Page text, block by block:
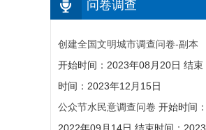
问卷调查
创建全国文明城市调查问卷-副本
开始时间： 2023年08月20日 结束
时间： 2023年12月15日
公众节水民意调查问卷 开始时间：